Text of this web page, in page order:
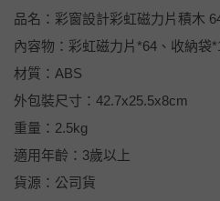
品名：彩窗設計彩虹磁力片積木
內容物：彩虹磁力片*64、收納袋
材質：ABS
外包裝尺寸：42.7x25.5x8cm
重量：2.5kg
適用年齡：3歲以上
貨源：公司貨